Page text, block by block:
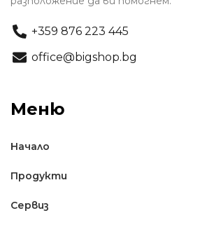
+359 876 223 445
office@bigshop.bg
Меню
Начало
Продукти
Сервиз